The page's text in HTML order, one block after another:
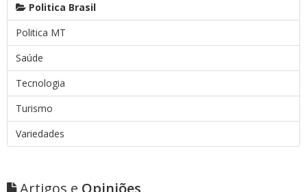
Politica Brasil
Politica MT
Saúde
Tecnologia
Turismo
Variedades
Artigos e Opiniões